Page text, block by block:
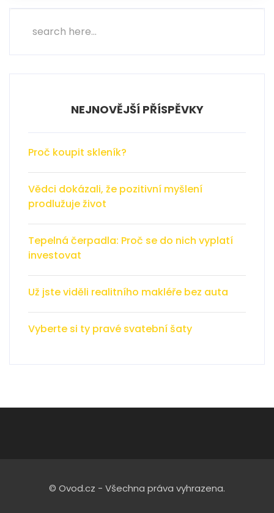
NEJNOVĚJŠÍ PŘÍSPĚVKY
Proč koupit skleník?
Vědci dokázali, že pozitivní myšlení
prodlužuje život
Tepelná čerpadla: Proč se do nich vyplatí
investovat
Už jste viděli realitního makléře bez auta
Vyberte si ty pravé svatební šaty
© Ovod.cz - Všechna práva vyhrazena.